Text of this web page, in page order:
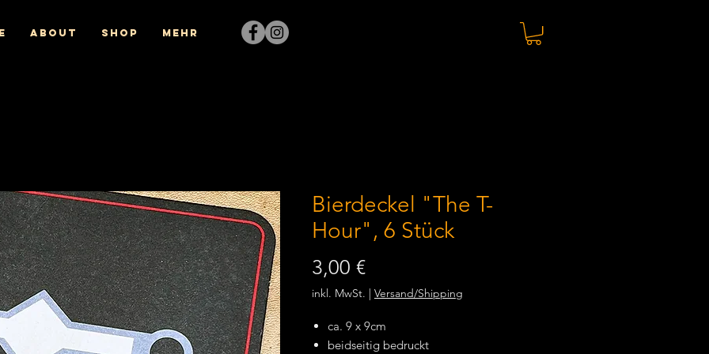
About Shop Mehr
Bierdeckel "The T-
Hour", 6 Stück
3,00 €Preis
inkl. MwSt. Versand/Shipping
ca. 9 x 9cm
beidseitig bedruckt